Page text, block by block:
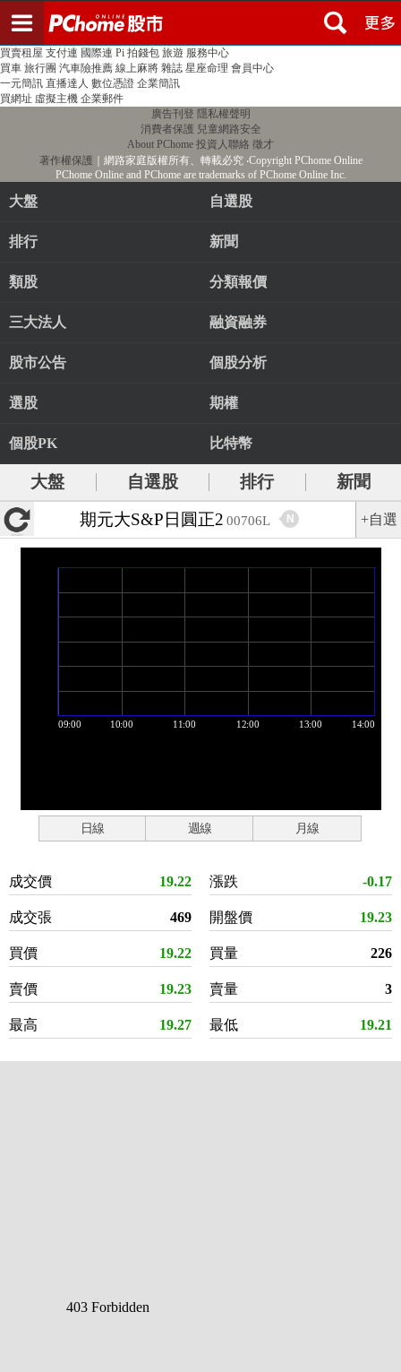
PChome首頁 線上購物 24h購物 書店
買賣租屋 支付連 國際連 Pi 拍錢包 旅遊 服務中心
買車 旅行團 汽車險推薦 線上麻將 雜誌 星座命理 會員中心
一元簡訊 直播達人 數位憑證 企業簡訊
買網址 虛擬主機 企業郵件
廣告刊登 隱私權聲明
消費者保護 兒童網路安全
About PChome 投資人聯絡 徵才
著作權保護 ｜網路家庭版權所有、轉載必究‧Copyright PChome Online
PChome Online and PChome are trademarks of PChome Online Inc.
大盤 自選股
排行 新聞
類股 分類報價
三大法人 融資融券
股市公告 個股分析
選股 期權
個股PK 比特幣
大盤 自選股 排行
新聞
期元大S&P日圓正2 00706L N +自選
日線 週線 月線
成交價 19.22
成交張 469
買價 19.22
賣價 19.23
最高 19.27
漲跌 -0.17
開盤價 19.23
買量 226
賣量 3
最低 19.21